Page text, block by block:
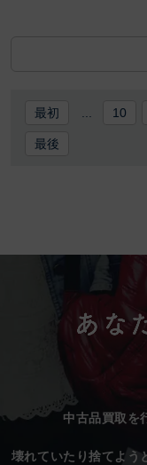
最初 10
最後
中古品買取を
壊れていたり捨てよう